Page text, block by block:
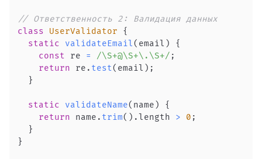
// Ответственность 2: Валидация данных
class
UserValidator
{
static
validateEmail( email )
{
const re = /\S+@\S+\.\S+/ ;
return re . test( email ) ;
}
static validateName( name )
{
return name . trim( ) .length > 0 ;
}
}